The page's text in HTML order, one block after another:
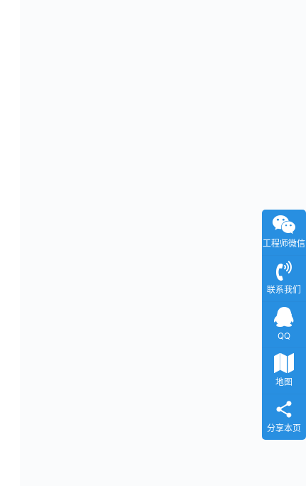
工程师微信
联系我们
QQ
地图
分享本页